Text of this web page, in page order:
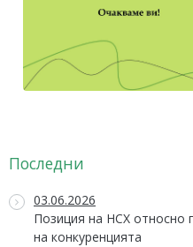
Последни
03.06.2026
Позиция на НСХ относно
на конкуренцията